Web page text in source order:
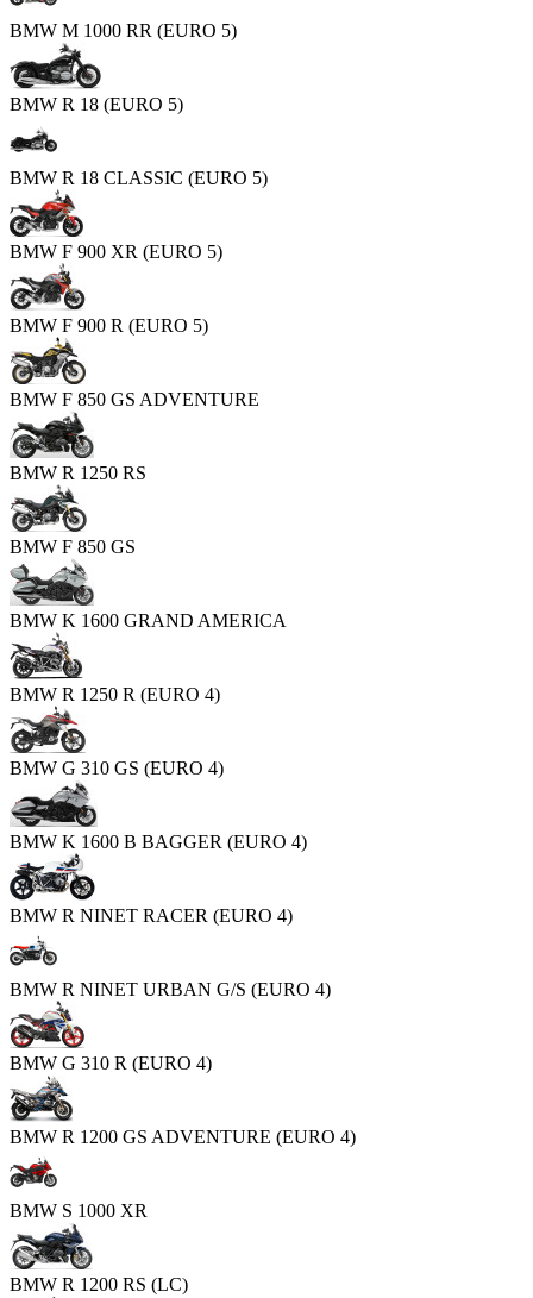
BMW M 1000 RR (EURO 5)
BMW R 18 (EURO 5)
BMW R 18 CLASSIC (EURO 5)
BMW F 900 XR (EURO 5)
BMW F 900 R (EURO 5)
BMW F 850 GS ADVENTURE
BMW R 1250 RS
BMW F 850 GS
BMW K 1600 GRAND AMERICA
BMW R 1250 R (EURO 4)
BMW G 310 GS (EURO 4)
BMW K 1600 B BAGGER (EURO 4)
BMW R NINET RACER (EURO 4)
BMW R NINET URBAN G/S (EURO 4)
BMW G 310 R (EURO 4)
BMW R 1200 GS ADVENTURE (EURO 4)
BMW S 1000 XR
BMW R 1200 RS (LC)